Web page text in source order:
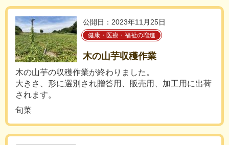
公開日：2023年11月25日
健康・医療・福祉の増進
木の山芋収穫作業
木の山芋の収穫作業が終わりました。
大きさ、形に選別され贈答用、販売用、加工用に出荷
されます。
旬菜